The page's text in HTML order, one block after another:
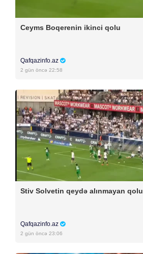
Ceyms Boqerenin ikinci qolu
Qafqazinfo.az
2 gün öncə 22:58
Stiv Solvetin qeydə alınmayan qolu
Qafqazinfo.az
2 gün öncə 23:06